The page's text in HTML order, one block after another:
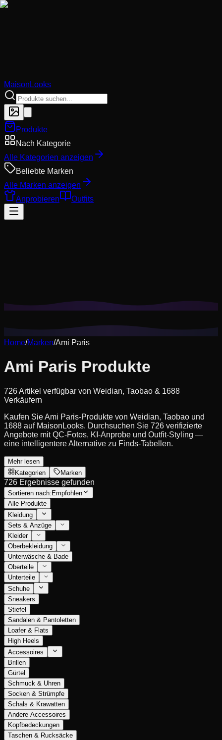
MaisonLooks
Produkte
Nach Kategorie
Alle Kategorien anzeigen
Beliebte Marken
Alle Marken anzeigen
Anprobieren
Outfits
Home/Marken/Ami Paris
Ami Paris Produkte
726 Artikel verfügbar von Weidian, Taobao & 1688
Verkäufern
Kaufen Sie Ami Paris-Produkte von Weidian, Taobao und
1688 auf MaisonLooks. Durchsuchen Sie 726 verifizierte
Angebote mit QC-Fotos, KI-Anprobe und Outfit-Styling —
eine intelligentere Alternative zu Finds-Tabellen.
Mehr lesen
Kategorien
Marken
726 Ergebnisse gefunden
Sortieren nach: Empfohlen
Alle Produkte
Kleidung
Sets & Anzüge
Kleider
Oberbekleidung
Unterwäsche & Bade
Oberteile
Unterteile
Schuhe
Sneakers
Stiefel
Sandalen & Pantoletten
Loafer & Flats
High Heels
Accessoires
Brillen
Gürtel
Schmuck & Uhren
Socken & Strümpfe
Schals & Krawatten
Andere Accessoires
Kopfbedeckungen
Taschen & Rucksäcke